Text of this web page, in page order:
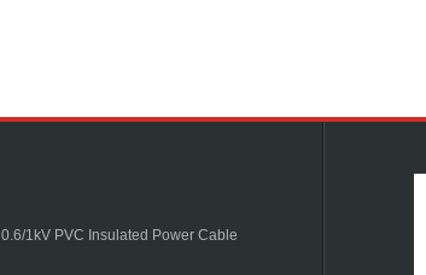
0.6/1kV PVC Insulated Power Cable